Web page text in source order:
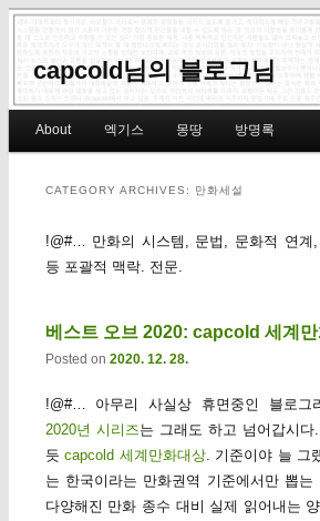
capcold님의 블로그님
Skip to primary content
Skip to secondary content
About 엑기스 몽땅 방명록
CATEGORY ARCHIVES: 만화세설
!@#… 만화의 시스템, 문법, 문화적 연계
등 포괄적 맥락. 전문.
베스트 오브 2020: capcold 세계
Posted on 2020. 12. 28.
!@#… 아무리 사실상 휴면중인 블로
2020년 시리즈는 그래도 하고 넘어갑시
듯capcold 세계만화대상. 기준이야 늘 그
는 한국이라는 만화권역 기준에서만 뽑는
다양해진 만화 종수 대비 실제 읽어내는